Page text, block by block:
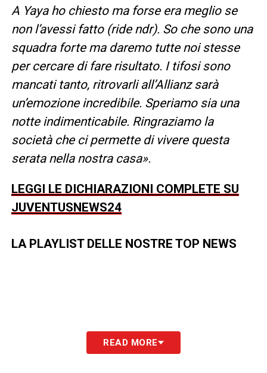
A Yaya ho chiesto ma forse era meglio se
non l’avessi fatto (ride ndr). So che sono una
squadra forte ma daremo tutte noi stesse
per cercare di fare risultato. I tifosi sono
mancati tanto, ritrovarli all’Allianz sarà
un’emozione incredibile. Speriamo sia una
notte indimenticabile. Ringraziamo la
società che ci permette di vivere questa
serata nella nostra casa».
LEGGI LE DICHIARAZIONI COMPLETE SU
JUVENTUSNEWS24
LA PLAYLIST DELLE NOSTRE TOP NEWS
READ MORE